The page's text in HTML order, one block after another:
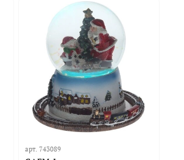
арт.743089